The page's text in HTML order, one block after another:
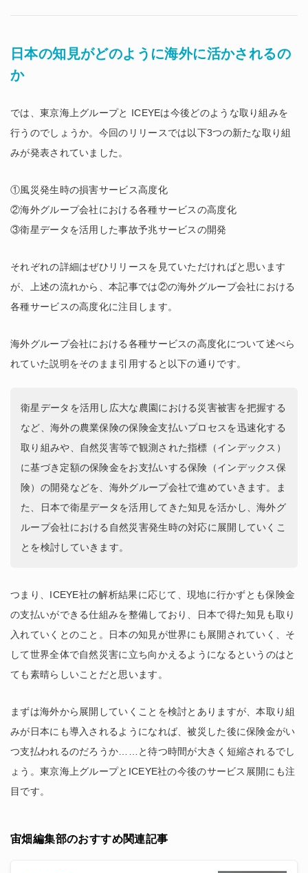
日本の知見がどのように海外に活かされるの
か
では、東京海上グループと ICEYEは今後どのような取り組みを
行うのでしょうか。今回のリリースでは以下3つの新たな取り組
みが発表されていました。
①風災発生時の損害サービス高度化
②海外グループ会社における各種サービスの高度化
③衛星データを活用した事故予兆サービスの開発
それぞれの詳細はぜひリリースを見ていただければと思います
が、上述の流れから、本記事では②の海外グループ会社における
各種サービスの高度化に注目します。
海外グループ会社における各種サービスの高度化について述べら
れていた説明をそのまま引用すると以下の通りです。
衛星データを活用し広大な農園における災害被害を把握する
など、海外の農業保険の保険金支払いプロセスを迅速化する
取り組みや、自然災害等で観測された指標（インデックス）
に基づき定額の保険金をお支払いする保険（インデックス保
険）の開発などを、海外グループ会社で進めていきます。ま
た、日本で衛星データを活用してきた知見を活かし、海外グ
ループ会社における自然災害発生時の対応に展開していくこ
とを検討していきます。
つまり、ICEYE社の解析結果に応じて、現地に行かずとも保険金
の支払いができる仕組みを整備しており、日本で得た知見も取り
入れていくとのこと。日本の知見が世界にも展開されていく、そ
して世界全体で自然災害に立ち向かえるようになるというのはと
ても素晴らしいことだと思います。
まずは海外から展開していくことを検討とありますが、本取り組
みが日本にも導入されるようになれば、被災した後に保険金がい
つ支払われるのだろうか……と待つ時間が大きく短縮されるでし
ょう。東京海上グループとICEYE社の今後のサービス展開にも注
目です。
宙畑編集部のおすすめ関連記事